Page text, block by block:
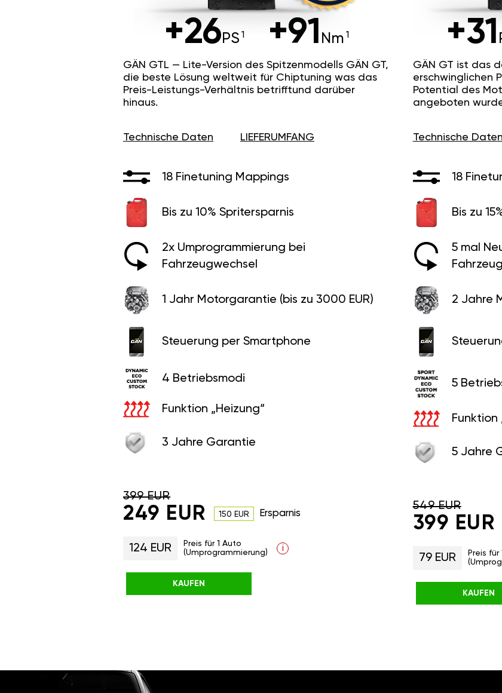
+31
GÄN GT ist das
erschwinglichen
Potential des
angeboten
Technische Daten
18
Bis zu
5 mal
2 Jahre
5
Funktion
5 Jahre
549 EUR
399 EUR
79 EUR
Preis für
KAUFEN
+26 PS +91 Nm
GÄN GTL — Lite-Version des Spitzenmodells GÄN GT,
die beste Lösung weltweit für Chiptuning was das
Preis-Leistungs-Verhältnis betrifftund darüber
hinaus.
Technische Daten LIEFERUMFANG
18 Finetuning Mappings
Bis zu 10% Spritersparnis
2x Umprogrammierung bei
Fahrzeugwechsel
1 Jahr Motorgarantie (bis zu 3000 EUR)
Steuerung per Smartphone
4 Betriebsmodi
Funktion „Heizung“
3 Jahre Garantie
399 EUR
249 EUR 150 EUR Ersparnis
124 EUR
Preis für 1 Auto
(Umprogrammierung)
i
KAUFEN